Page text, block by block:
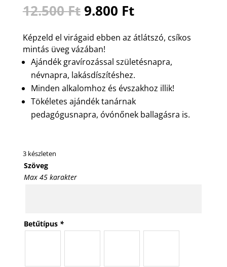
12.500Ft Original
price
was:
12.500 Ft.
9.800 FtCurrent
price
is:
9.800 Ft.
Képzeld el virágaid ebben az átlátszó, csíkos
mintás üveg vázában!
Ajándék gravírozással születésnapra,
névnapra, lakásdíszítéshez.
Minden alkalomhoz és évszakhoz illik!
Tökéletes ajándék tanárnak
pedagógusnapra, óvónőnek ballagásra is.
3 készleten
Szöveg
Max 45 karakter
Betűtípus *